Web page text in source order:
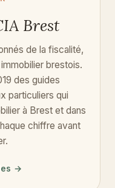
Brest
de la fiscalité,
brestois.
des guides
particuliers qui
à Brest et dans
chiffre avant
→